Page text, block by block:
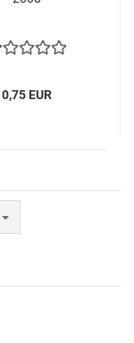
0,75 EUR